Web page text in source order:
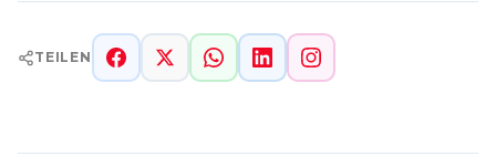
TEILEN